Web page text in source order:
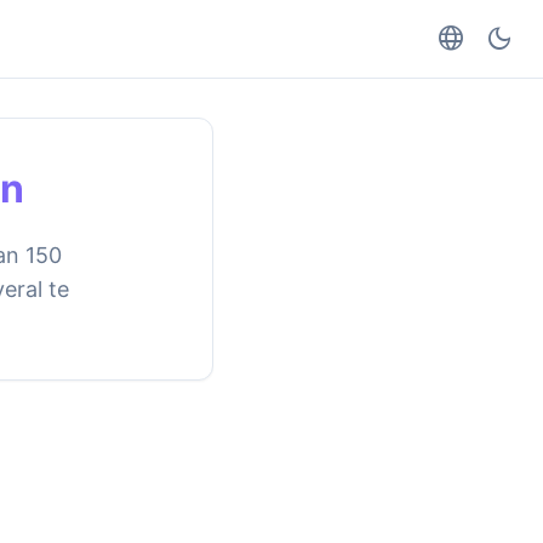
language dark_mode
150
te